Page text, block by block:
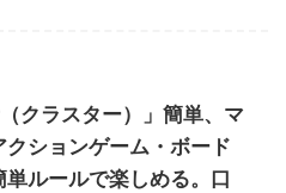
クラスター）」簡単、マ
クションゲーム・ボード
単ルールで楽しめる。口